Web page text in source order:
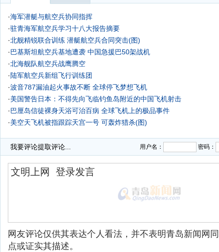
·海军潜艇与航空兵协同指挥
·驻青海军航空兵学习十八大报告摘要
·北舰精锐联合训练 潜艇航空兵合同突击(图)
·巴基斯坦航空兵基地遭袭 中国急援巴50架战机
·北海舰队航空兵战鹰腾空
· 陆军航空兵新组飞行训练团
·波音787漏油起火事故不断 全球停飞梦想飞机
·美国警告日本：不得先向飞临钓鱼岛附近的中国飞机射击
·巴厘岛信徒裸身天浴可治百病 全球飞机上的极品事件
·美空天飞机被指跟踪天宫一号 可轰炸猎杀(图)
我要评论提取评论... 用户名： 密码：
网友评论仅供其表达个人看法，并不表明青岛新闻网
点或证实其描述。